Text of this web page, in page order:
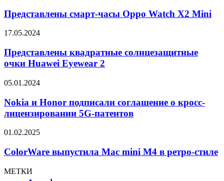
Edge
часы
Oppo
Watch
Mini
Представлены смарт-часы Oppo Watch X2 Mini
Представлены
солнцезащитные
очки
Huawei
2
17.05.2024
Представлены квадратные солнцезащитные
очки Huawei Eyewear 2
Nokia
Honor
подписали
соглашение
кросс-
5G-
05.01.2024
Nokia и Honor подписали соглашение о кросс-
лицензировании 5G-патентов
ColorWare
Mac
mini
M4
в
01.02.2025
ColorWare выпустила Mac mini M4 в ретро-стиле
МЕТКИ